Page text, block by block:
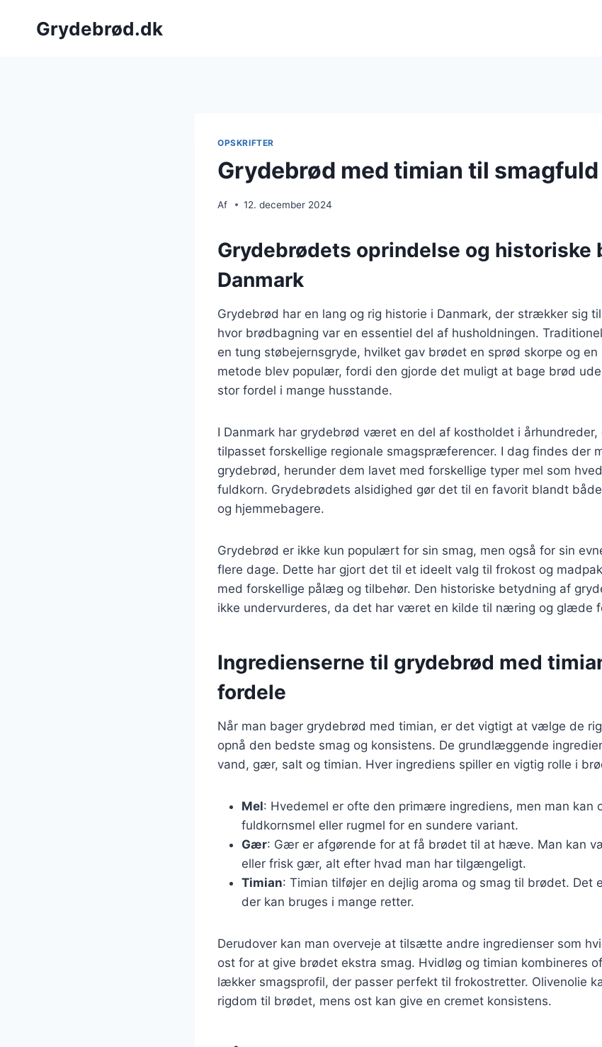
Grydebrød.dk
OPSKRIFTER
Grydebrød med timian til
Af 12. december 2024
Grydebrødets oprindelse og historiske
Danmark
Grydebrød har en lang og rig historie i Danmark, der strækker sig
hvor brødbagning var en essentiel del af husholdningen.
en tung støbejernsgryde, hvilket gav brødet en sprød skorpe og en
metode blev populær, fordi den gjorde det muligt at bage brød
stor fordel i mange husstande.
I Danmark har grydebrød været en del af kostholdet i
tilpasset forskellige regionale smagspræferencer. I dag findes der
grydebrød, herunder dem lavet med forskellige typer mel som
fuldkorn. Grydebrødets alsidighed gør det til en favorit blandt
og hjemmebagere.
Grydebrød er ikke kun populært for sin smag, men også for sin
flere dage. Dette har gjort det til et ideelt valg til frokost og
med forskellige pålæg og tilbehør. Den historiske betydning af
ikke undervurderes, da det har været en kilde til næring og glæde
Ingredienserne til grydebrød med
fordele
Når man bager grydebrød med timian, er det vigtigt at vælge de
opnå den bedste smag og konsistens. De grundlæggende
vand, gær, salt og timian. Hver ingrediens spiller en vigtig rolle i
Mel: Hvedemel er ofte den primære ingrediens, men man kan
fuldkornsmel eller rugmel for en sundere variant.
Gær: Gær er afgørende for at få brødet til at hæve. Man kan
eller frisk gær, alt efter hvad man har tilgængeligt.
Timian: Timian tilføjer en dejlig aroma og smag til brødet. Det
der kan bruges i mange retter.
Derudover kan man overveje at tilsætte andre ingredienser som
ost for at give brødet ekstra smag. Hvidløg og timian kombineres
lækker smagsprofil, der passer perfekt til frokostretter. Olivenolie
rigdom til brødet, mens ost kan give en cremet konsistens.